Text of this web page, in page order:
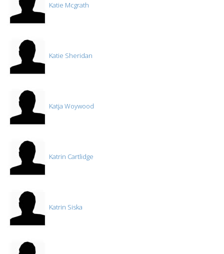
Katie Mcgrath
Katie Sheridan
Katja Woywood
Katrin Cartlidge
Katrin Siska